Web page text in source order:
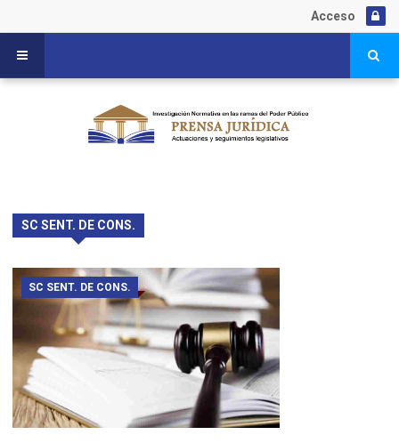
Acceso
SC SENT. DE CONS.
SC SENT. DE CONS.